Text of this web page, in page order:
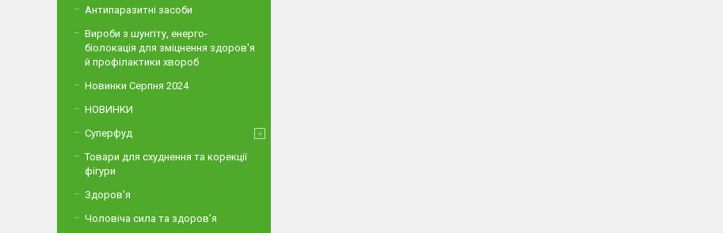
Антипаразитні засоби
Вироби з шунгіту, енерго-
біолокація для зміцнення здоров'я
й профілактики хвороб
Новинки Серпня 2024
НОВИНКИ
Суперфуд
Товари для схуднення та корекції
фігури
Здоров'я
Чоловіча сила та здоров’я